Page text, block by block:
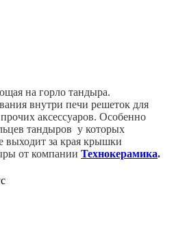
на горло тандыра.
внутри печи решеток для
аксессуаров. Особенно
тандыров у которых
выходит за края крышки
от компании Технокерамика.